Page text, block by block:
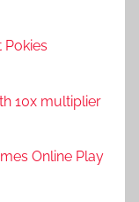
10x multiplier
Online Play